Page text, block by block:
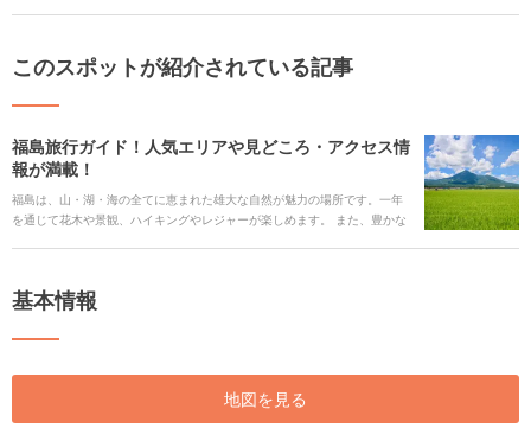
このスポットが紹介されている記事
福島旅行ガイド！人気エリアや見どころ・アクセス情
報が満載！
福島は、山・湖・海の全てに恵まれた雄大な自然が魅力の場所です。一年
を通じて花木や景観、ハイキングやレジャーが楽しめます。 また、豊かな
力あふれる福島を、観光スポット、アクセス、おすすめのホテルにいたる
基本情報
地図を見る